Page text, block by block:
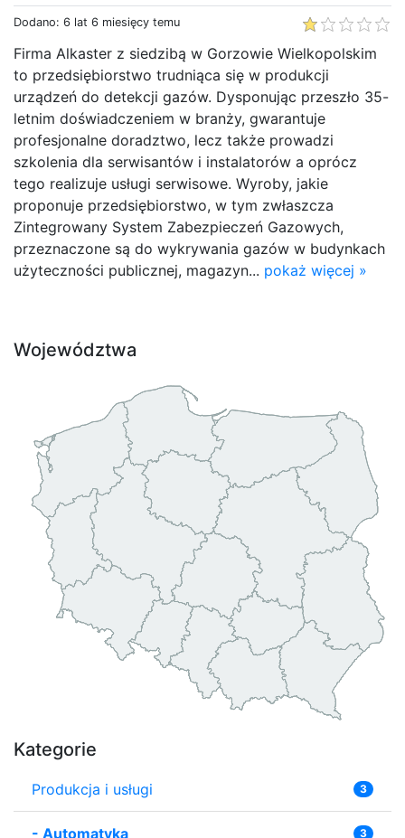
Dodano: 6 lat 6 miesięcy temu
Firma Alkaster z siedzibą w Gorzowie Wielkopolskim
to przedsiębiorstwo trudniąca się w produkcji
urządzeń do detekcji gazów. Dysponując przeszło 35-
letnim doświadczeniem w branży, gwarantuje
profesjonalne doradztwo, lecz także prowadzi
szkolenia dla serwisantów i instalatorów a oprócz
tego realizuje usługi serwisowe. Wyroby, jakie
proponuje przedsiębiorstwo, w tym zwłaszcza
Zintegrowany System Zabezpieczeń Gazowych,
przeznaczone są do wykrywania gazów w budynkach
użyteczności publicznej, magazyn... pokaż więcej »
Województwa
Kategorie
Produkcja i usługi 3
- Automatyka 3